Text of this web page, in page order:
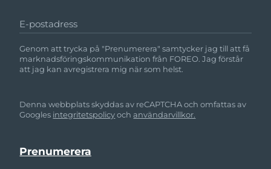
E-postadress
Genom att trycka på "Prenumerera" samtycker jag till att få
marknadsföringskommunikation från FOREO. Jag förstår
att jag kan avregistrera mig när som helst.
Denna webbplats skyddas av reCAPTCHA och omfattas av
Googles integritetspolicyochanvändarvillkor.